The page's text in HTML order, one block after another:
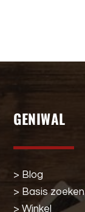
GENIWAL
> Blog
> Basis zoeken
> Winkel